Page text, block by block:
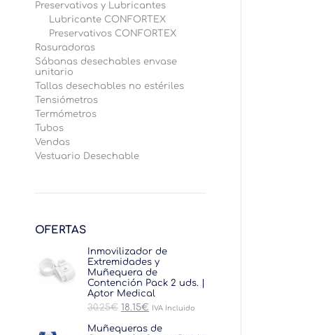
Preservativos y Lubricantes
Lubricante CONFORTEX
Preservativos CONFORTEX
Rasuradoras
Sábanas desechables envase
unitario
Tallas desechables no estériles
Tensiómetros
Termómetros
Tubos
Vendas
Vestuario Desechable
OFERTAS
Inmovilizador de
Extremidades y
Muñequera de
Contención Pack 2 uds. |
Aptor Medical
30.25€ El
original
18.15€ El
actual
IVA Incluido
Muñequeras de